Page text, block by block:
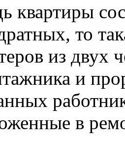
квартиры
то
из двух
и
в